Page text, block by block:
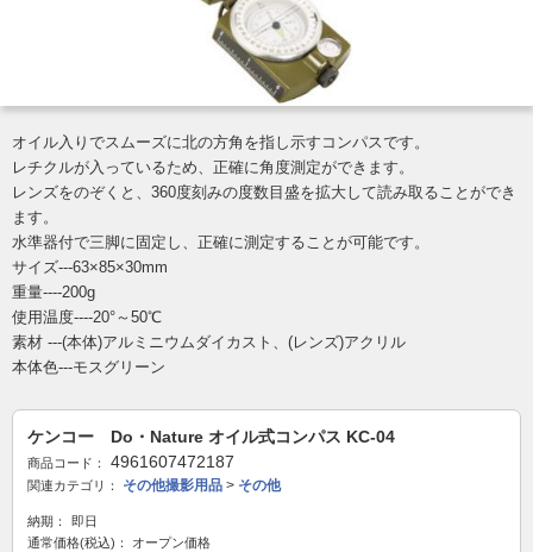
オイル入りでスムーズに北の方角を指し示すコンパスです。
レチクルが入っているため、正確に角度測定ができます。
レンズをのぞくと、360度刻みの度数目盛を拡大して読み取ることができ
ます。
水準器付で三脚に固定し、正確に測定することが可能です。
サイズ---63×85×30mm
重量----200g
使用温度----20°～50℃
素材 ---(本体)アルミニウムダイカスト、(レンズ)アクリル
本体色---モスグリーン
ケンコー Do・Nature オイル式コンパス KC-04
商品コード： 4961607472187
関連カテゴリ： その他撮影用品 > その他
納期：
即日
通常価格(税込)：
オープン価格